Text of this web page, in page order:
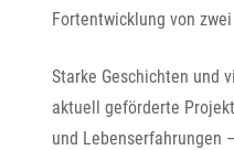
Fortentwicklung von
Starke Geschichten und
aktuell geförderte
und Lebenserfahrungen